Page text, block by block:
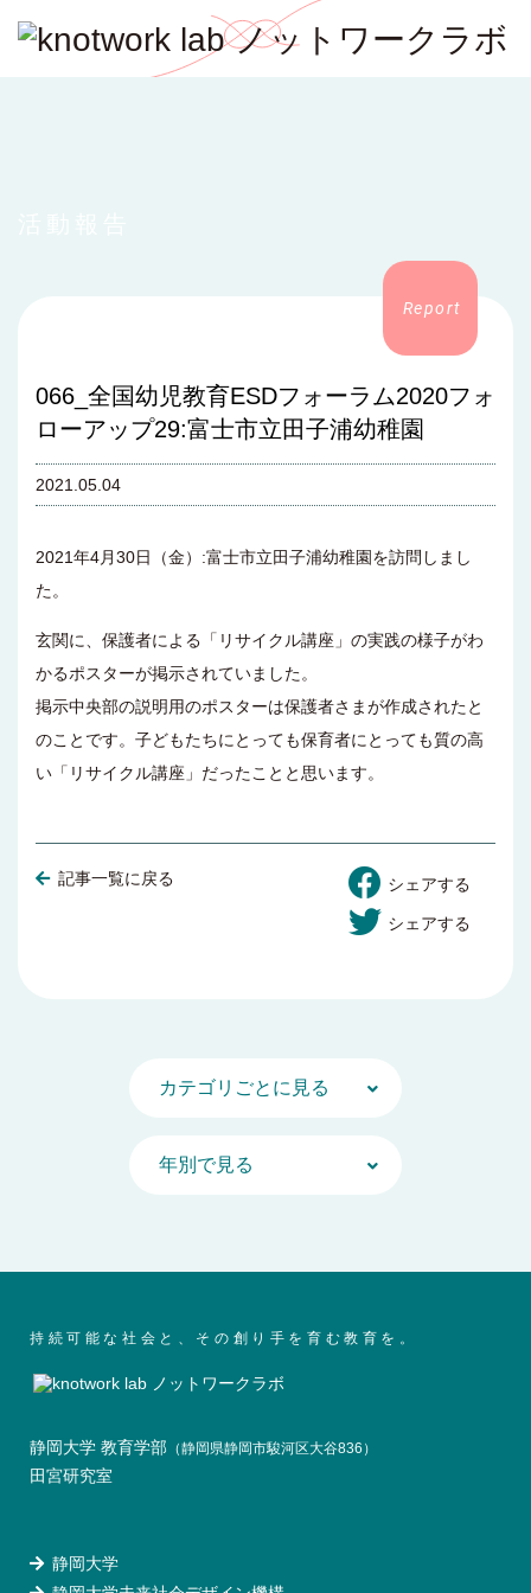
066_全国幼児教育ESDフォーラム2020フォ
ローアップ29:富士市立田子浦幼稚園
2021.05.04
2021年4月30日（金）:富士市立田子浦幼稚園を訪問しまし
た。
玄関に、保護者による「リサイクル講座」の実践の様子がわ
かるポスターが掲示されていました。
掲示中央部の説明用のポスターは保護者さまが作成されたと
のことです。子どもたちにとっても保育者にとっても質の高
い「リサイクル講座」だったことと思います。
記事一覧に戻る シェアする
シェアする
持続可能な社会と、その創り手を育む教育を。
静岡大学 教育学部 （静岡県静岡市駿河区大谷836）
田宮研究室
静岡大学